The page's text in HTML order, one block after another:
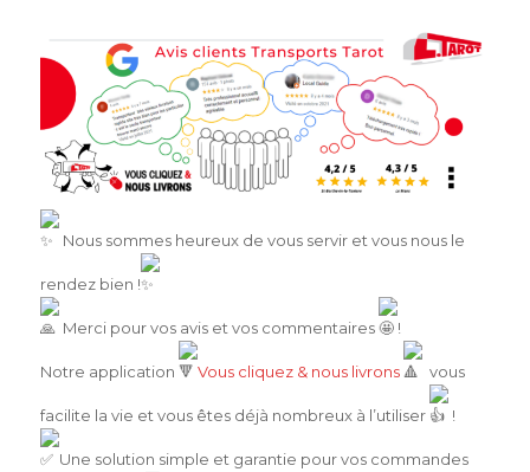
Nous sommes heureux de vous servir et vous nous le
rendez bien !
Merci pour vos avis et vos commentaires !
Notre application Vous cliquez & nous livrons vous
facilite la vie et vous êtes déjà nombreux à l’utiliser !
Une solution simple et garantie pour vos commandes